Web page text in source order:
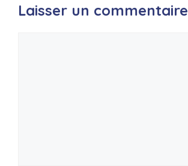
Laisser un commentaire